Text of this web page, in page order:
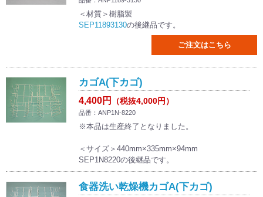
＜材質＞樹脂製
SEP11893130の後継品です。
ご注文はこちら
カゴA(下カゴ)
4,400円 （税抜4,000円）
品番：ANP1N-8220
※本品は生産終了となりました。
＜サイズ＞440mm×335mm×94mm
SEP1N8220の後継品です。
食器洗い乾燥機カゴA(下カゴ)